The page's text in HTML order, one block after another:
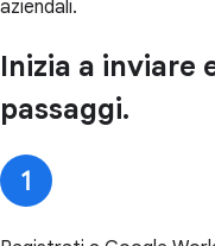
aziendali.
Inizia a inviare
passaggi.